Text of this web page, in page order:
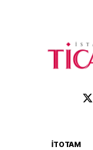
İTOTAM